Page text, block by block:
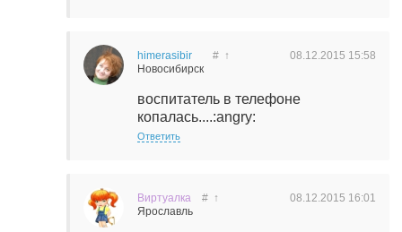
himerasibir
Новосибирск
08.12.2015 15:58
# ↑
воспитатель в телефоне
копалась....:angry:
Ответить
Виртуалка
Ярославль
08.12.2015 16:01
# ↑